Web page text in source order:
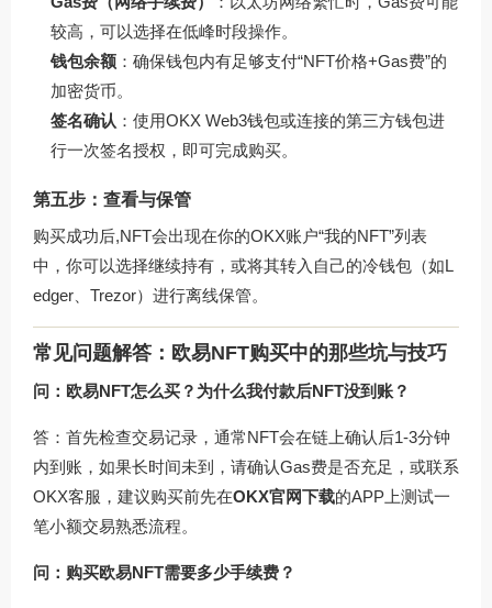
较高，可以选择在低峰时段操作。
钱包余额 ：确保钱包内有足够支付“NFT价格+Gas费”的
加密货币。
签名确认 ：使用OKX Web3钱包或连接的第三方钱包进
行一次签名授权，即可完成购买。
第五步：查看与保管
购买成功后,NFT会出现在你的OKX账户“我的NFT”列表
中，你可以选择继续持有，或将其转入自己的冷钱包（如L
edger、Trezor）进行离线保管。
常见问题解答：欧易NFT购买中的那些坑与技巧
问：欧易NFT怎么买？为什么我付款后NFT没到账？
答：首先检查交易记录，通常NFT会在链上确认后1-3分钟
内到账，如果长时间未到，请确认Gas费是否充足，或联系
OKX客服，建议购买前先在OKX官网下载的APP上测试一
笔小额交易熟悉流程。
问：购买欧易NFT需要多少手续费？